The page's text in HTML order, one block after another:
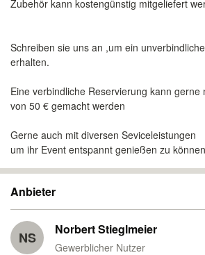
Zubehör kann kostengünstig mitgeliefert
Schreiben sie uns an ,um ein
erhalten.
Eine verbindliche Reservierung kann gerne
von 50 € gemacht werden
Gerne auch mit diversen Seviceleistungen
um ihr Event entspannt genießen zu können
Anbieter
NS Norbert Stieglmeier
Gewerblicher Nutzer